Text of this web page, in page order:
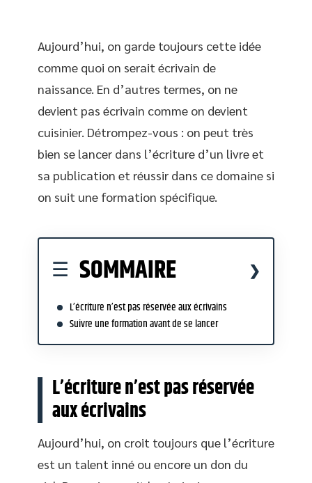
Aujourd’hui, on garde toujours cette idée
comme quoi on serait écrivain de
naissance. En d’autres termes, on ne
devient pas écrivain comme on devient
cuisinier. Détrompez-vous : on peut très
bien se lancer dans l’écriture d’un livre et
sa publication et réussir dans ce domaine si
on suit une formation spécifique.
SOMMAIRE
L’écriture n’est pas réservée aux écrivains
Suivre une formation avant de se lancer
L’écriture n’est pas réservée
aux écrivains
Aujourd’hui, on croit toujours que l’écriture
est un talent inné ou encore un don du